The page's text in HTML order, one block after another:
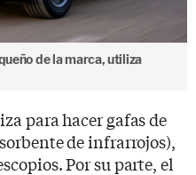
de la marca, utiliza
para hacer gafas de
de infrarrojos),
Por su parte, el